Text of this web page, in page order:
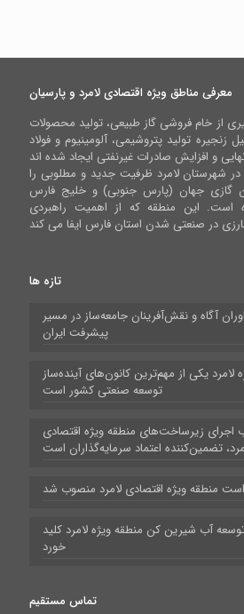
معرفی مناطق ویژه اقتصادی لامرد و پارسیان
از خام فروشی گاز طبیعی، تولید محصولات
زنجیره تولید پتروشیمی، آلومینیوم و فولاد
در شهرستان لامرد ظرفیت جدید و مطلوبی را
گازی جهان (پارس جنوبی) و خلیج فارس
است. این منطقه که از اهمیت راهبردی
تازه ها
آگاه و نقش‌آفرینان جامعه‌ساز در مسیر
پیشرفت ایران
لامرد یکی از مهم‌ترین کانون‌های آینده‌ساز
توسعه صنعتی کشور است
اجرای زیرساخت‌های منطقه ویژه اقتصادی
تضمین‌کننده اعتماد سرمایه‌گذاران است
منطقه ویژه اقتصادی لامرد منصوب شد
آب شیرین کن منطقه ویژه لامرد کلید
خورد
تماس مستقیم